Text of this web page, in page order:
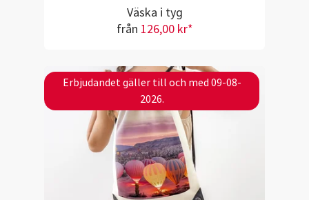
Väska i tyg
från 126,00 kr*
Erbjudandet gäller till och med 09-08-
2026.